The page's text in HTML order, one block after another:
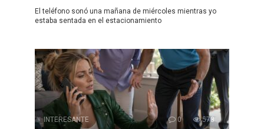
El teléfono sonó una mañana de miércoles mientras yo
estaba sentada en el estacionamiento
INTERESANTE 0 573